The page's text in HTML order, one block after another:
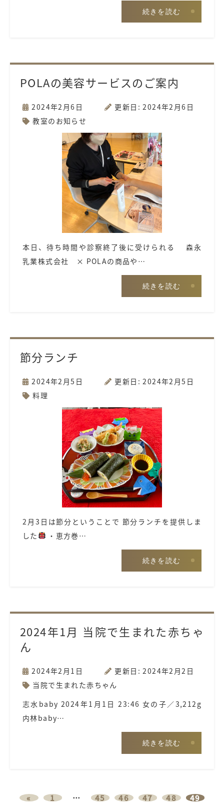
続きを読む
POLAの美容サービスのご案内
2024年2月6日
更新日: 2024年2月6日
教室のお知らせ
本日、待ち時間や診察終了後に受けられる 森永
乳業株式会社 × POLAの商品や…
続きを読む
節分ランチ
2024年2月5日
更新日: 2024年2月5日
料理
2月3日は節分ということで 節分ランチを提供しま
した
・恵方巻…
続きを読む
2024年1月 当院で生まれた赤ちゃ
ん
2024年2月1日
更新日: 2024年2月2日
当院で生まれた赤ちゃん
志水baby 2024年1月1日 23:46 女の子／3,212g
内林baby…
続きを読む
« 1 … 45 46 47 48 49